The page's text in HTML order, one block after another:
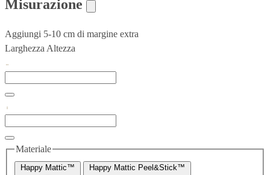
Misurazione
Aggiungi 5-10 cm di margine extra
Larghezza Altezza
Materiale
Happy Mattic™ Happy Mattic Peel&Stick™